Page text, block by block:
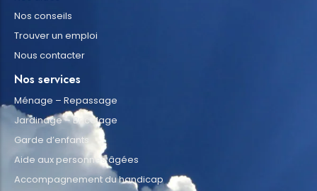
Nos conseils
Trouver un emploi
Nous contacter
Nos services
Ménage – Repassage
Jardinage – Bricolage
Garde d’enfants
Aide aux personnes âgées
Accompagnement du handicap